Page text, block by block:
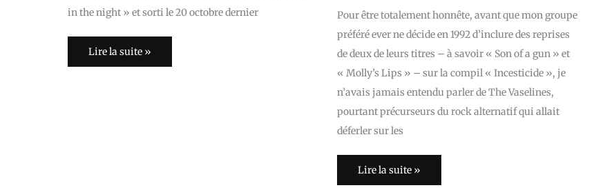
in the night » et sorti le 20 octobre dernier
Lire la suite »
Pour être totalement honnête, avant que mon groupe
préféré ever ne décide en 1992 d’inclure des reprises
de deux de leurs titres – à savoir « Son of a gun » et
« Molly’s Lips » – sur la compil « Incesticide », je
n’avais jamais entendu parler de The Vaselines,
pourtant précurseurs du rock alternatif qui allait
déferler sur les
Lire la suite »